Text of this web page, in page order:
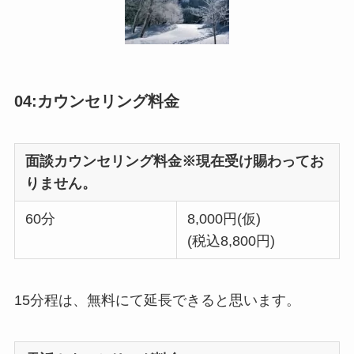
04:カウンセリング料金
面談カウンセリング料金※現在受け賜わってお
りません。
60分
8,000円(仮)
(税込8,800円)
15分程は、無料にて延長できると思います。